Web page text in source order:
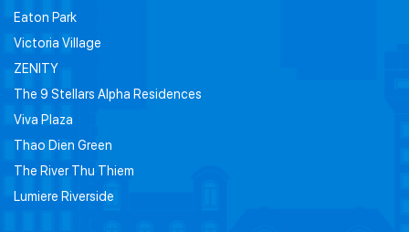
Eaton Park
Victoria Village
ZENITY
The 9 Stellars Alpha Residences
Viva Plaza
Thao Dien Green
The River Thu Thiem
Lumiere Riverside